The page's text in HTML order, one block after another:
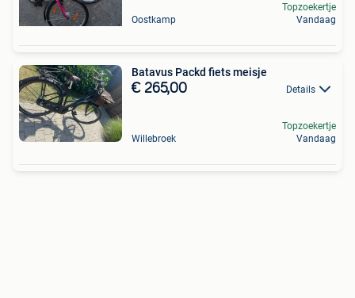
Oostkamp
Topzoekertje
Vandaag
Batavus Packd fiets meisje
€ 265,00 Details
Willebroek
Topzoekertje
Vandaag